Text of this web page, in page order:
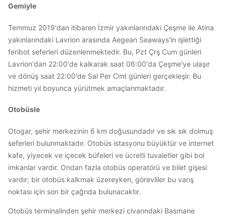
Gemiyle
Temmuz 2019'dan itibaren İzmir yakınlarındaki Çeşme ile Atina
yakınlarındaki Lavrion arasında Aegean Seaways'in işlettiği
feribot seferleri düzenlenmektedir. Bu, Pzt Çrş Cum günleri
Lavrion'dan 22:00'de kalkarak saat 06:00'da Çeşme'ye ulaşır
ve dönüş saat 22:00'de Sal Per Cmt günleri gerçekleşir. Bu
hizmeti yıl boyunca yürütmek amaçlanmaktadır.
Otobüsle
Otogar, şehir merkezinin 6 km doğusundadır ve sık sık dolmuş
seferleri bulunmaktadır. Otobüs istasyonu büyüktür ve internet
kafe, yiyecek ve içecek büfeleri ve ücretli tuvaletler gibi bol
imkanlar vardır. Ondan fazla otobüs operatörü ve bilet gişesi
vardır; bir otobüs kalkmak üzereyken, görevliler bu varış
noktası için son bir çağrıda bulunacaktır.
Otobüs terminalinden şehir merkezi civarındaki Basmane